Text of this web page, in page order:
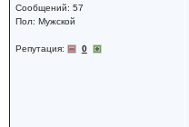
Сообщений: 57
Пол: Мужской
Репутация: 0